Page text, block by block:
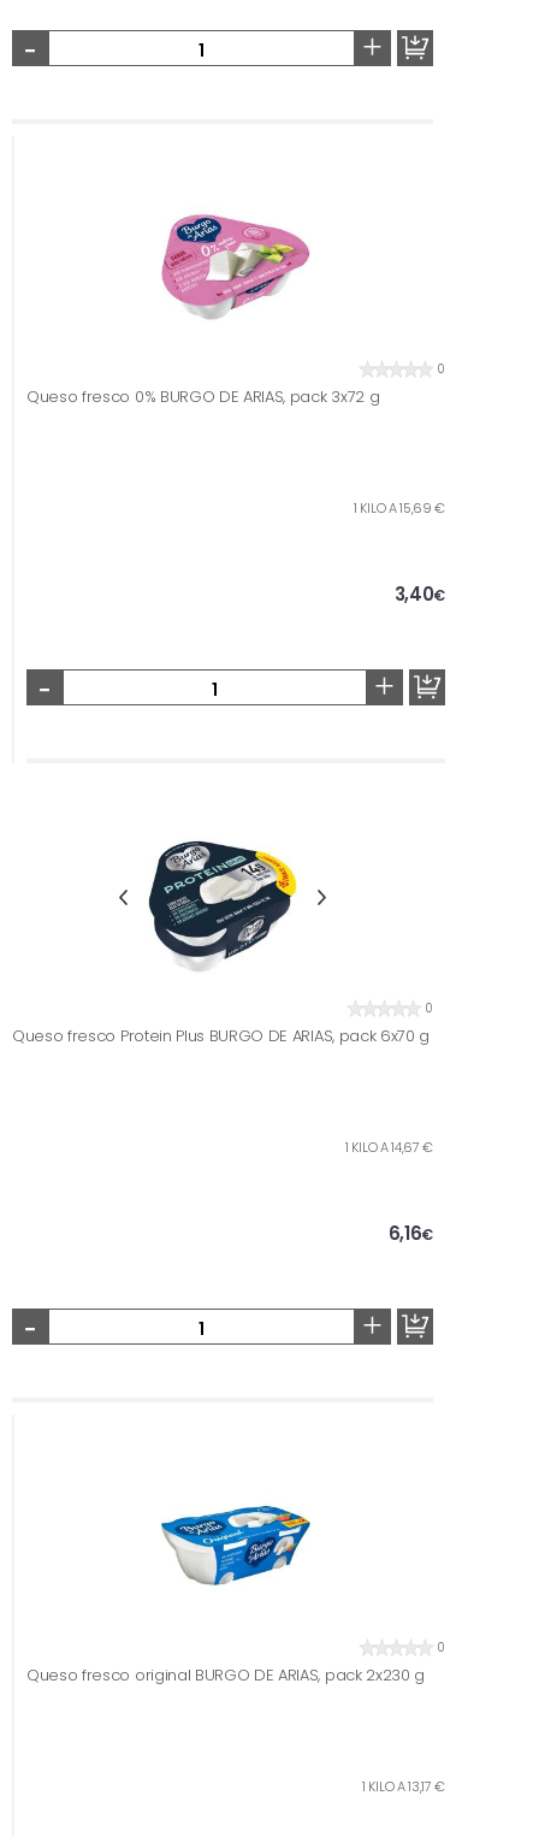
- +
0
Queso fresco 0% BURGO DE ARIAS, pack 3x72 g
1 KILO A 15,69 €
3,40€
- +
0
Queso fresco Protein Plus BURGO DE ARIAS, pack 6x70 g
1 KILO A 14,67 €
6,16€
- +
0
Queso fresco original BURGO DE ARIAS, pack 2x230 g
1 KILO A 13,17 €